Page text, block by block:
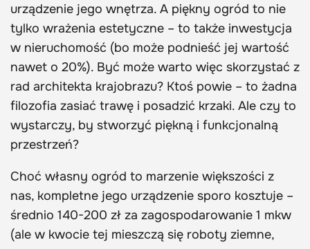
urządzenie jego wnętrza. A piękny ogród to nie
tylko wrażenia estetyczne – to także inwestycja
w nieruchomość (bo może podnieść jej wartość
nawet o 20%). Być może warto więc skorzystać z
rad architekta krajobrazu? Ktoś powie – to żadna
filozofia zasiać trawę i posadzić krzaki. Ale czy to
wystarczy, by stworzyć piękną i funkcjonalną
przestrzeń?
Choć własny ogród to marzenie większości z
nas, kompletne jego urządzenie sporo kosztuje –
średnio 140-200 zł za zagospodarowanie 1 mkw
(ale w kwocie tej mieszczą się roboty ziemne,